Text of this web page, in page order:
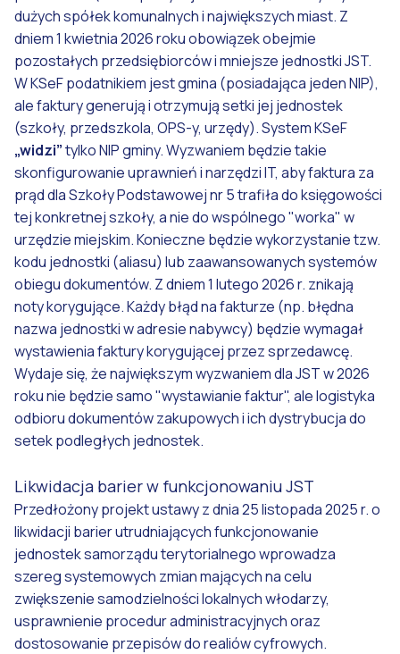
dużych spółek komunalnych i największych miast. Z
dniem 1 kwietnia 2026 roku obowiązek obejmie
pozostałych przedsiębiorców i mniejsze jednostki JST.
W KSeF podatnikiem jest gmina (posiadająca jeden NIP),
ale faktury generują i otrzymują setki jej jednostek
(szkoły, przedszkola, OPS-y, urzędy). System KSeF
„widzi”tylko NIP gminy. Wyzwaniem będzie takie
skonfigurowanie uprawnień i narzędzi IT, aby faktura za
prąd dla Szkoły Podstawowej nr 5 trafiła do księgowości
tej konkretnej szkoły, a nie do wspólnego "worka" w
urzędzie miejskim. Konieczne będzie wykorzystanie tzw.
kodu jednostki (aliasu) lub zaawansowanych systemów
obiegu dokumentów. Z dniem 1 lutego 2026 r. znikają
noty korygujące. Każdy błąd na fakturze (np. błędna
nazwa jednostki w adresie nabywcy) będzie wymagał
wystawienia faktury korygującej przez sprzedawcę.
Wydaje się, że największym wyzwaniem dla JST w 2026
roku nie będzie samo "wystawianie faktur", ale logistyka
odbioru dokumentów zakupowych i ich dystrybucja do
setek podległych jednostek.
Likwidacja barier w funkcjonowaniu JST
Przedłożony projekt ustawy z dnia 25 listopada 2025 r. o
likwidacji barier utrudniających funkcjonowanie
jednostek samorządu terytorialnego wprowadza
szereg systemowych zmian mających na celu
zwiększenie samodzielności lokalnych włodarzy,
usprawnienie procedur administracyjnych oraz
dostosowanie przepisów do realiów cyfrowych.